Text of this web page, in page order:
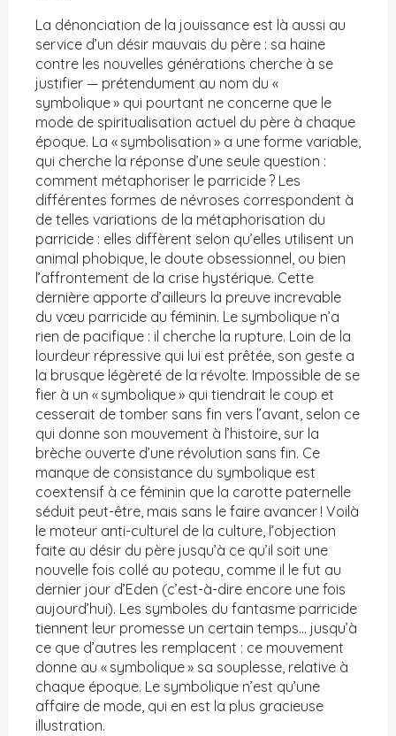
La dénonciation de la jouissance est là aussi au
service d’un désir mauvais du père : sa haine
contre les nouvelles générations cherche à se
justifier — prétendument au nom du «
symbolique » qui pourtant ne concerne que le
mode de spiritualisation actuel du père à chaque
époque. La « symbolisation » a une forme variable,
qui cherche la réponse d’une seule question :
comment métaphoriser le parricide ? Les
différentes formes de névroses correspondent à
de telles variations de la métaphorisation du
parricide : elles diffèrent selon qu’elles utilisent un
animal phobique, le doute obsessionnel, ou bien
l’affrontement de la crise hystérique. Cette
dernière apporte d’ailleurs la preuve increvable
du vœu parricide au féminin. Le symbolique n’a
rien de pacifique : il cherche la rupture. Loin de la
lourdeur répressive qui lui est prêtée, son geste a
la brusque légèreté de la révolte. Impossible de se
fier à un « symbolique » qui tiendrait le coup et
cesserait de tomber sans fin vers l’avant, selon ce
qui donne son mouvement à l’histoire, sur la
brèche ouverte d’une révolution sans fin. Ce
manque de consistance du symbolique est
coextensif à ce féminin que la carotte paternelle
séduit peut-être, mais sans le faire avancer ! Voilà
le moteur anti-culturel de la culture, l’objection
faite au désir du père jusqu’à ce qu’il soit une
nouvelle fois collé au poteau, comme il le fut au
dernier jour d’Eden (c’est-à-dire encore une fois
aujourd’hui). Les symboles du fantasme parricide
tiennent leur promesse un certain temps… jusqu’à
ce que d’autres les remplacent : ce mouvement
donne au « symbolique » sa souplesse, relative à
chaque époque. Le symbolique n’est qu’une
affaire de mode, qui en est la plus gracieuse
illustration.